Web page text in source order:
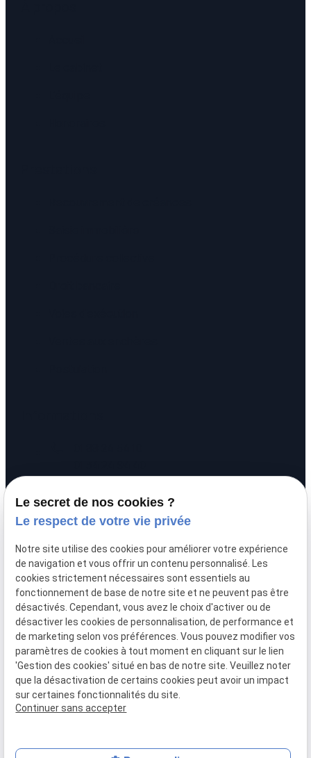
prachay 95300 PONTOISE
09:00 - 12:00 / 14:00 - 17:00
Mentions
légales
Politique de
confidentialité
Plan du
site
Gestion
Le secret de nos cookies ?
Le respect de votre vie privée
Notre site utilise des cookies pour améliorer votre expérience
de navigation et vous offrir un contenu personnalisé. Les
cookies strictement nécessaires sont essentiels au
fonctionnement de base de notre site et ne peuvent pas être
désactivés. Cependant, vous avez le choix d'activer ou de
désactiver les cookies de personnalisation, de performance et
de marketing selon vos préférences. Vous pouvez modifier vos
paramètres de cookies à tout moment en cliquant sur le lien
'Gestion des cookies' situé en bas de notre site. Veuillez noter
que la désactivation de certains cookies peut avoir un impact
sur certaines fonctionnalités du site.
Continuer sans accepter